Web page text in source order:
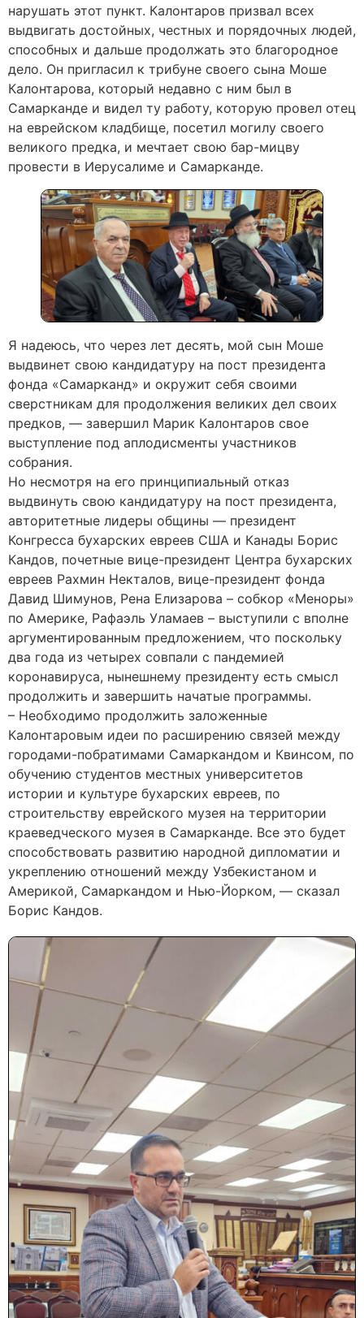
нарушать этот пункт. Калонтаров призвал всех
выдвигать достойных, честных и порядочных людей,
способных и дальше продолжать это благородное
дело. Он пригласил к трибуне своего сына Моше
Калонтарова, который недавно с ним был в
Самарканде и видел ту работу, которую провел отец
на еврейском кладбище, посетил могилу своего
великого предка, и мечтает свою бар-мицву
провести в Иерусалиме и Самарканде.
Я надеюсь, что через лет десять, мой сын Моше
выдвинет свою кандидатуру на пост президента
фонда «Самарканд» и окружит себя своими
сверстникам для продолжения великих дел своих
предков, — завершил Марик Калонтаров свое
выступление под аплодисменты участников
собрания.
Но несмотря на его принципиальный отказ
выдвинуть свою кандидатуру на пост президента,
авторитетные лидеры общины — президент
Конгресса бухарских евреев США и Канады Борис
Кандов, почетные вице-президент Центра бухарских
евреев Рахмин Некталов, вице-президент фонда
Давид Шимунов, Рена Елизарова – собкор «Меноры»
по Америке, Рафаэль Уламаев – выступили с вполне
аргументированным предложением, что поскольку
два года из четырех совпали с пандемией
коронавируса, нынешнему президенту есть смысл
продолжить и завершить начатые программы.
– Необходимо продолжить заложенные
Калонтаровым идеи по расширению связей между
городами-побратимами Самаркандом и Квинсом, по
обучению студентов местных университетов
истории и культуре бухарских евреев, по
строительству еврейского музея на территории
краеведческого музея в Самарканде. Все это будет
способствовать развитию народной дипломатии и
укреплению отношений между Узбекистаном и
Америкой, Самаркандом и Нью-Йорком, — сказал
Борис Кандов.